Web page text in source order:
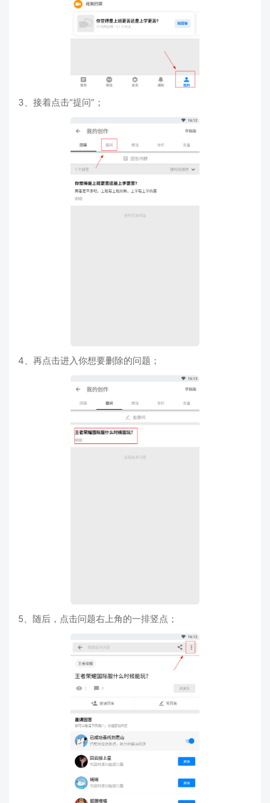
3、接着点击“提问”；
4、再点击进入你想要删除的问题；
5、随后，点击问题右上角的一排竖点；